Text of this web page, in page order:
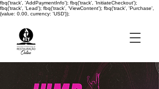
fbq('track', 'AddPaymentInfo'); fbq('track', 'InitiateCheckout');
fbq('track', 'Lead'); fbq('track', 'ViewContent'); fbq('track', 'Purchase',
{value: 0.00, currency: 'USD'});